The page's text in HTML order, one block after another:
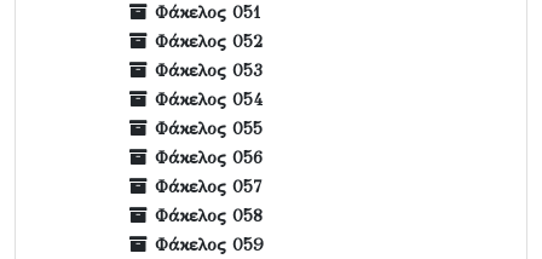
Φάκελος 051
Φάκελος 052
Φάκελος 053
Φάκελος 054
Φάκελος 055
Φάκελος 056
Φάκελος 057
Φάκελος 058
Φάκελος 059